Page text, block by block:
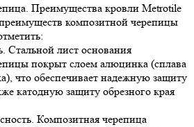
Преимущества кровли Metrotile
композитной черепицы
Стальной лист основания
покрыт слоем алюцинка (сплава
что обеспечивает надежную защиту
катодную защиту обрезного края
Композитная черепица